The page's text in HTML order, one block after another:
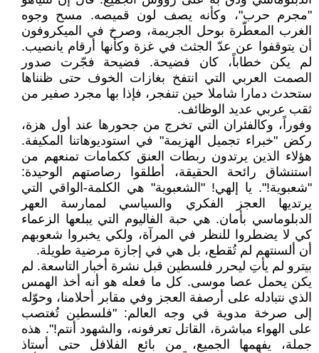
"مجرم حرب"، وكأنه يصف لون قميصه. مسح وجوه
الغرب المعطّرة بوحل الجريمة، وصرخ في الميكروفون
أن يتوقفوا عن عدّ الجثث في غزة وكأنها أرقام يانصيب.
لم يكن خطاباً، كان فضيحة. فضيحة فجّرت صدور
الصمت العربي التي انتفخ بغازات الخوف حتى ظنناها
ستحدث دمارا شاملا حين تنفجر، فإذا بها مجرد صفير من
ثقب عربي عديد الوظائف.
وفوراً، وكالفئران التي تخرج من جحورها عند أول هزة،
ركض "خبراء تجميل الهزيمة" في استوديوهاتنا المكيفة.
هؤلاء الذين يرتدون ربطات العنق ككمامات تمنعهم من
استنشاق رائحة الحقيقة، أطلقوا رصاصتهم الوحيدة:
"شعبوية!". يا إلهي! "الشعبوية" هي الكلمة-الواقي التي
يرتديها العجز الفكري والسياسي لممارسة العهر
الدبلوماسي بأمان. هي حبة الفاليوم التي يبلعها الزعماء
كي لا يضطروا للنظر في المرآة، ولكي يخبروا شعوبهم
أن ألسنتهم لم تُقطع، بل هي في إجازة مرضية طويلة.
بيترو لم يأتِ ليحرر فلسطين قبل نشرة أخبار التاسعة. لم
يكن يحمل عصا موسى. كل ما فعله هو أنه أخذ الهمس
الذي نتبادله على أرصفة العجز وفي مقابر أحلامنا، وحوّله
إلى صرخة مدوية في وجه العالم: "فلسطين تُغتصب
على الهواء مباشرة، القاتل تعرفونه، والشهود أنتم!". هذه
جملة، يفهمها الجميع، من بائع الفلافل حتى أستاذ